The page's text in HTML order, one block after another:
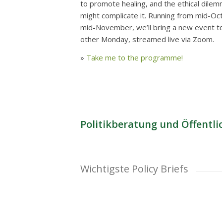
to promote healing, and the ethical
might complicate it. Running from mid-
mid-November, we’ll bring a new event
other Monday, streamed live via Zoom.
» Take me to the programme!
Politikberatung und
Wichtigste Policy Briefs